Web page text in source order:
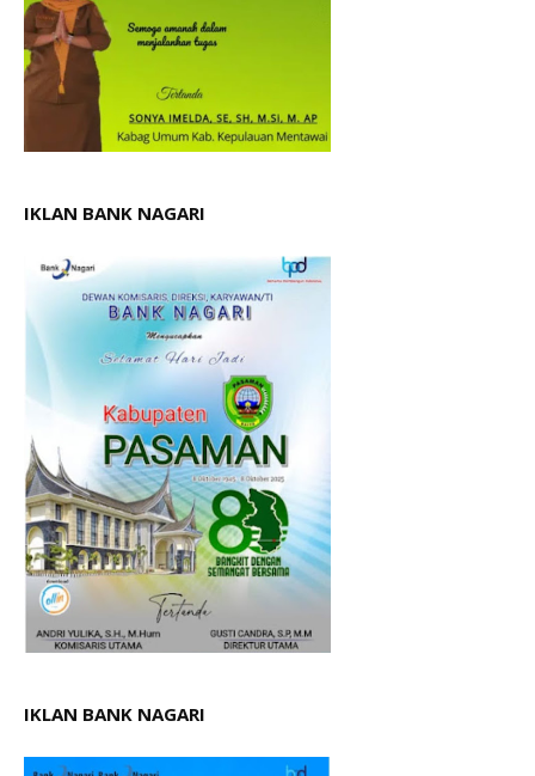
IKLAN BANK NAGARI
IKLAN BANK NAGARI